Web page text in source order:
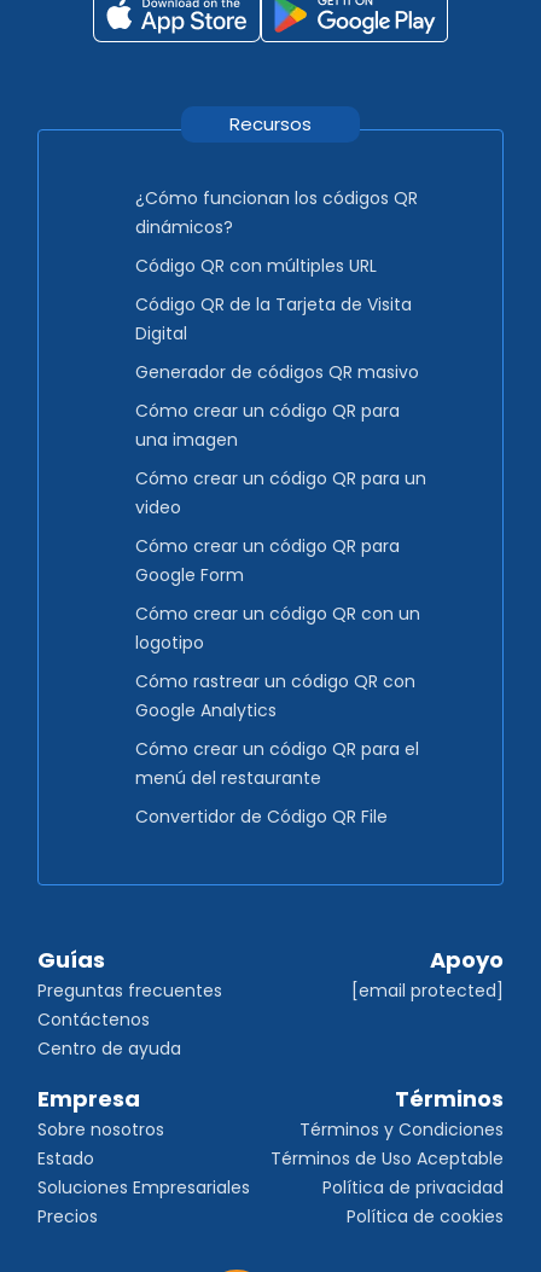
Recursos
¿Cómo funcionan los códigos QR
dinámicos?
Código QR con múltiples URL
Código QR de la Tarjeta de Visita
Digital
Generador de códigos QR masivo
Cómo crear un código QR para
una imagen
Cómo crear un código QR para un
video
Cómo crear un código QR para
Google Form
Cómo crear un código QR con un
logotipo
Cómo rastrear un código QR con
Google Analytics
Cómo crear un código QR para el
menú del restaurante
Convertidor de Código QR File
Guías
Preguntas frecuentes
Contáctenos
Centro de ayuda
Apoyo
[email protected]
Empresa
Sobre nosotros
Estado
Soluciones Empresariales
Precios
Términos
Términos y Condiciones
Términos de Uso Aceptable
Política de privacidad
Política de cookies